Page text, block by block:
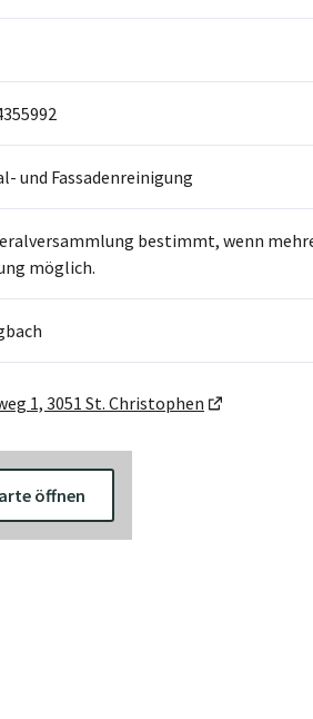
und Fassadenreinigung
bestimmt, wenn
möglich.
1, 3051 St. Christophen
öffnen